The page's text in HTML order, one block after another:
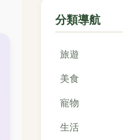
分類導航
旅遊
美食
寵物
生活